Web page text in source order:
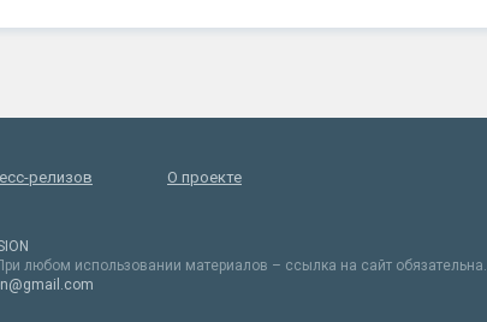
релизов О проекте
любом использовании материалов – ссылка на сайт обязательна.